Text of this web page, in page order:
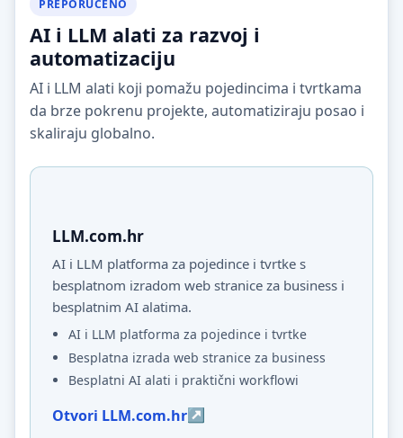
PREPORUČENO
AI i LLM alati za razvoj i
automatizaciju
AI i LLM alati koji pomažu pojedincima i tvrtkama
da brze pokrenu projekte, automatiziraju posao i
skaliraju globalno.
LLM.com.hr
AI i LLM platforma za pojedince i tvrtke s
besplatnom izradom web stranice za business i
besplatnim AI alatima.
AI i LLM platforma za pojedince i tvrtke
Besplatna izrada web stranice za business
Besplatni AI alati i praktični workflowi
Otvori LLM.com.hr